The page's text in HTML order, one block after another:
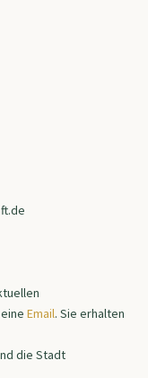
Email. Sie erhalten
die Stadt